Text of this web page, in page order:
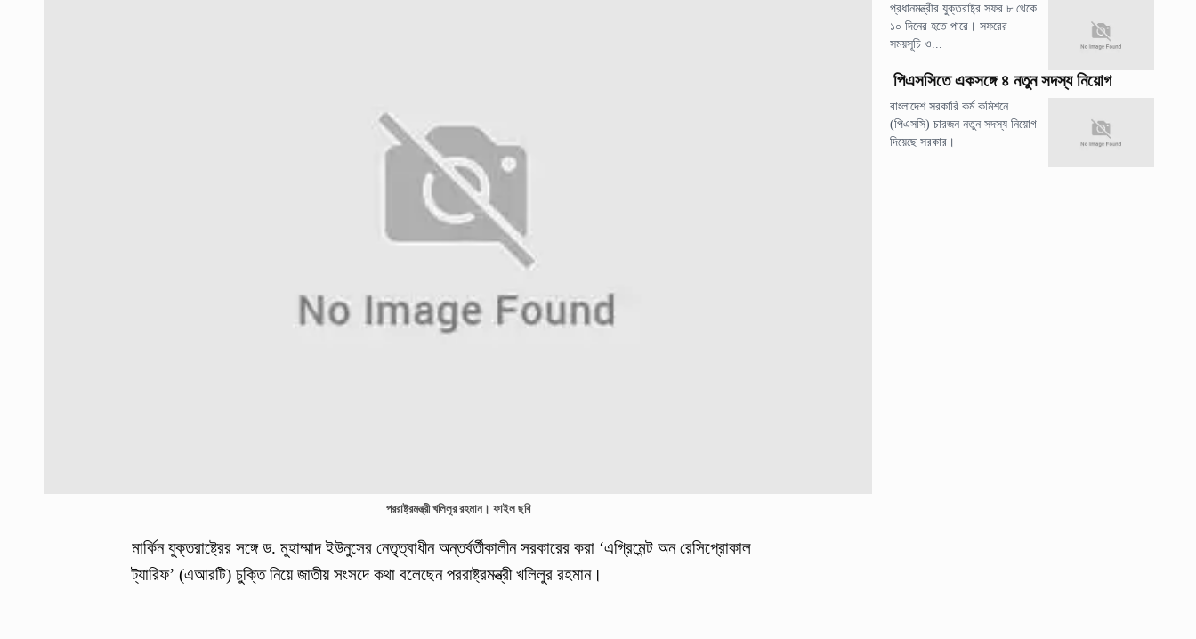
পররাষ্ট্রমন্ত্রী খলিলুর রহমান। ফাইল ছবি
মার্কিন যুক্তরাষ্ট্রের সঙ্গে ড. মুহাম্মাদ ইউনুসের নেতৃত্বাধীন অন্তর্বর্তীকালীন সরকারের করা ‘এগ্রিমেন্ট অন রেসিপ্রোকাল
ট্যারিফ’ (এআরটি) চুক্তি নিয়ে জাতীয় সংসদে কথা বলেছেন পররাষ্ট্রমন্ত্রী খলিলুর রহমান।
প্রধানমন্ত্রীর যুক্তরাষ্ট্র সফর ৮ থেকে
১০ দিনের হতে পারে। সফরের
সময়সূচি ও...
পিএসসিতে একসঙ্গে ৪ নতুন সদস্য নিয়োগ
বাংলাদেশ সরকারি কর্ম কমিশনে
(পিএসসি) চারজন নতুন সদস্য নিয়োগ
দিয়েছে সরকার।